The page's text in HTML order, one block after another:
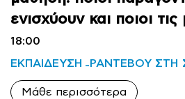
ενισχύουν και ποιοι
18:00
ΕΚΠΑΙΔΕΥΣΗ
ΡΑΝΤΕΒΟΥ ΣΤΗ
Μάθε περισσότερα